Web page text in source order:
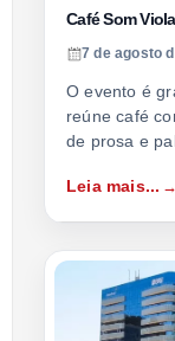
Café Som
7 de agosto
O evento é
reúne café
de prosa e
Leia mais...